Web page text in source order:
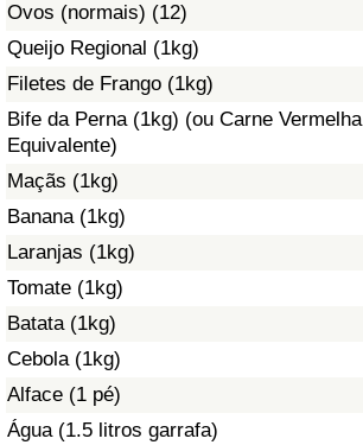
Ovos (normais) (12)
Queijo Regional (1kg)
Filetes de Frango (1kg)
Bife da Perna (1kg) (ou Carne Vermelha
Equivalente)
Maçãs (1kg)
Banana (1kg)
Laranjas (1kg)
Tomate (1kg)
Batata (1kg)
Cebola (1kg)
Alface (1 pé)
Água (1.5 litros garrafa)
Indicador de Saúde
Indicador de Saúde por País
Poluição
Indicador de Poluição (Atual)
Índice de poluição
Indicador de Poluição por País
Trânsito